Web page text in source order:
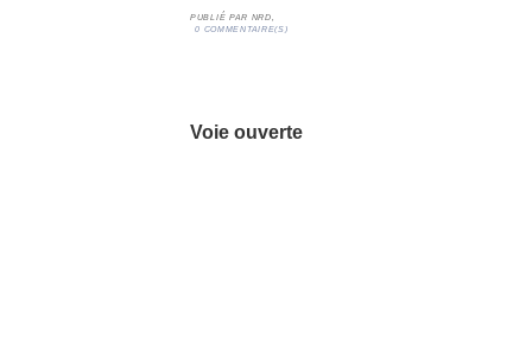
PUBLIÉ PAR NRD,
0 COMMENTAIRE(S)
Voie ouverte